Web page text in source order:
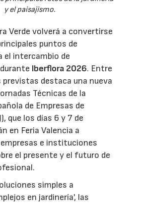
y el paisajismo.
Verde volverá a convertirse
puntos de
el intercambio de
Iberflora 2026. Entre
previstas destaca una nueva
Técnicas de la
de Empresas de
que los días 6 y 7 de
en Feria Valencia a
e instituciones
el presente y el futuro de
simples a
en jardinería', las